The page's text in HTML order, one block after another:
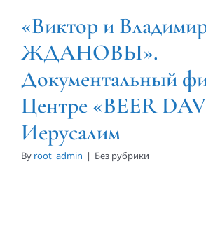
DAVID»,
Иерусалим
«Виктор и
ЖДАНОВЫ».
Документальный
Центре «BEER
Иерусалим
By root_admin | Без рубрики